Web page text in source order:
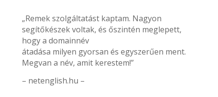
„Remek szolgáltatást kaptam. Nagyon
segítőkészek voltak, és őszintén meglepett,
hogy a domainnév
átadása milyen gyorsan és egyszerűen ment.
Megvan a név, amit kerestem!”
– netenglish.hu –